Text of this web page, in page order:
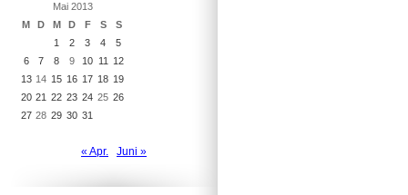
Mai 2013
M
D M D F S
S
1
2 3 4
5
6
7 8 9 10 11
12
13 14 15 16 17 18 19
20 21 22 23 24 25 26
27 28 29 30 31
« Apr. Juni »